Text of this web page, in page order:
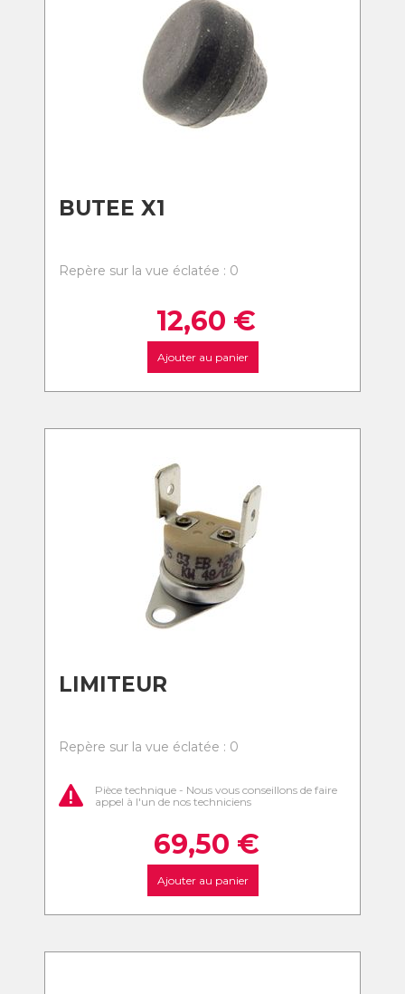
BUTEE X1
Repère sur la vue éclatée : 0
12,60 €
Ajouter au panier
LIMITEUR
Repère sur la vue éclatée : 0
Pièce technique - Nous vous conseillons de faire
appel à l'un de nos techniciens
69,50 €
Ajouter au panier